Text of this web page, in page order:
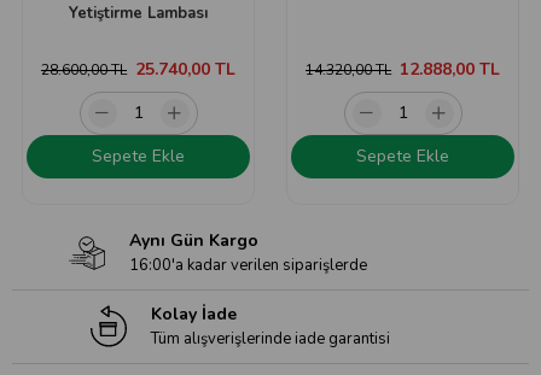
Yetiştirme Lambası
25.740,00 TL
28.600,00 TL
Sepete Ekle
12.888,00 TL
14.320,00 TL
Sepete Ekle
Aynı Gün Kargo
16:00'a kadar verilen siparişlerde
Kolay İade
Tüm alışverişlerinde iade garantisi